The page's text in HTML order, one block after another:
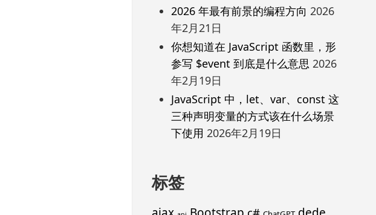
2026 年最有前景的编程方向 2026
年2月21日
你想知道在 JavaScript 函数里，形
参写 $event 到底是什么意思 2026
年2月19日
JavaScript 中，let、var、const 这
三种声明变量的方式该在什么场景
下使用 2026年2月19日
标签